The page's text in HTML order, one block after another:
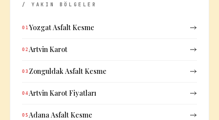
/ YAKIN BÖLGELER
01 Yozgat Asfalt Kesme
02 Artvin Karot
03 Zonguldak Asfalt Kesme
04 Artvin Karot Fiyatları
05 Adana Asfalt Kesme